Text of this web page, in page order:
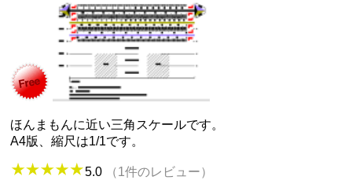
ほんまもんに近い三角スケールです。
A4版、縮尺は1/1です。
5.0 （1件のレビュー）